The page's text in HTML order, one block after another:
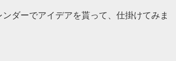
ダーでアイデアを貰って、仕掛けてみま